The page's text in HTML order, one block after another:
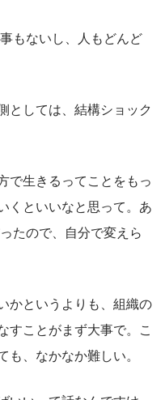
としては、結構ショック
で生きるってことをもっ
くといいなと思って。あ
たので、自分で変えら
かというよりも、組織の
すことがまず大事で。こ
、なかなか難しい。